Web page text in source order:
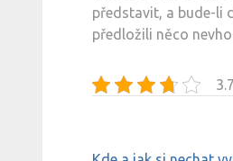
představit, a bude-li
předložili něco